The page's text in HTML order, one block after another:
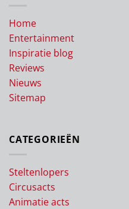
Home
Entertainment
Inspiratie blog
Reviews
Nieuws
Sitemap
CATEGORIEËN
Steltenlopers
Circusacts
Animatie acts